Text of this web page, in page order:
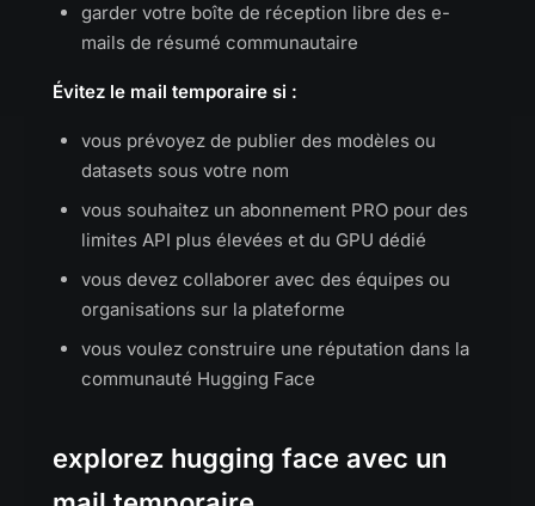
garder votre boîte de réception libre des e-
mails de résumé communautaire
Évitez le mail temporaire si :
vous prévoyez de publier des modèles ou
datasets sous votre nom
vous souhaitez un abonnement PRO pour des
limites API plus élevées et du GPU dédié
vous devez collaborer avec des équipes ou
organisations sur la plateforme
vous voulez construire une réputation dans la
communauté Hugging Face
explorez hugging face avec un